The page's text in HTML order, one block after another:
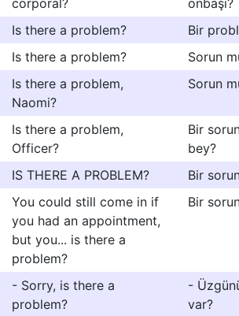
corporal?
onbaşı?
Is there a problem?
Bir
Is there a problem?
Sorun
Is there a problem,
Naomi?
Sorun
Is there a problem,
Officer?
Bir
bey?
IS THERE A PROBLEM?
Bir
You could still come in if
you had an appointment,
but you... is there a
problem?
Bir
- Sorry, is there a
problem?
-
var?